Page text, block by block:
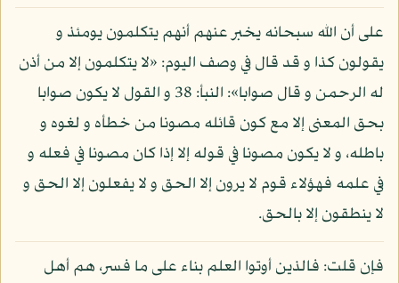
على أن الله سبحانه يخبر عنهم أنهم يتكلمون يومئذ و
يقولون كذا و قد قال في وصف اليوم: «لا يتكلمون إلا من أذن
له الرحمن و قال صوابا»: النبأ: 38 و القول لا يكون صوابا
بحق المعنى إلا مع كون قائله مصونا من خطأه و لغوه و
باطله، و لا يكون مصونا في قوله إلا إذا كان مصونا في فعله و
في علمه فهؤلاء قوم لا يرون إلا الحق و لا يفعلون إلا الحق و
لا ينطقون إلا بالحق.
فإن قلت: فالذين أوتوا العلم بناء على ما فسر، هم أهل